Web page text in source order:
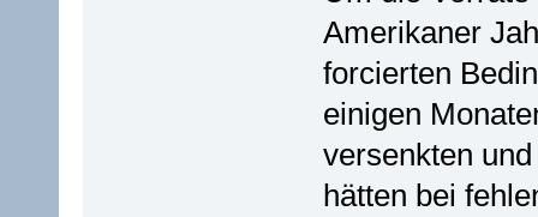
Amerikaner
forcierten
einigen
versenkten
hätten bei